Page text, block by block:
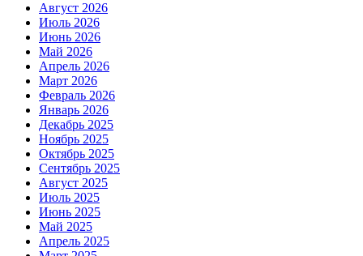
Август 2026
Июль 2026
Июнь 2026
Май 2026
Апрель 2026
Март 2026
Февраль 2026
Январь 2026
Декабрь 2025
Ноябрь 2025
Октябрь 2025
Сентябрь 2025
Август 2025
Июль 2025
Июнь 2025
Май 2025
Апрель 2025